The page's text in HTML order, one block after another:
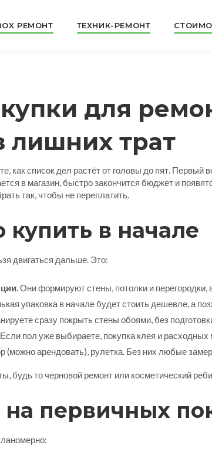
РЕМОНТ ТЕХНИК-РЕМОНТ
для
лишних трат
как список дел растёт от головы до пят. Первый
в магазин, быстро закончится бюджет и
так, чтобы не переплатить.
купить в начале
двигаться дальше. Это:
. Они формируют стены, потолки и перегородки,
упаковка в начале будет стоить дешевле, а
сразу покрыть стены обоями, без
пол уже выбираете, покупка клея и
(можно арендовать), рулетка. Без них любые
будь то черновой ремонт или косметический
первичных